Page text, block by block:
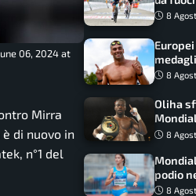
06, 2024 at
Mirra
di nuovo in
n°1 del
può
8
grandi
8
Oliha
serve
8
podio
da8